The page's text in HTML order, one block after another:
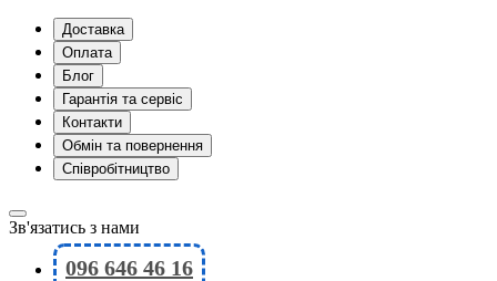
Доставка
Оплата
Блог
Гарантія та сервіс
Контакти
Обмін та повернення
Співробітництво
Зв'язатись з нами
096 646 46 16